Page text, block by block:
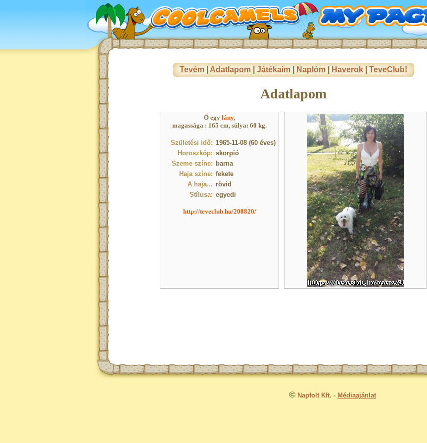
Tevém| Adatlapom| Játékaim| Naplóm| Haverok| TeveClub!
Adatlapom
Ő egy lány,
magassága : 165 cm, súlya: 60 kg.
Születési idő: 1965-11-08 (60 éves)
Horoszkóp: skorpió
Szeme színe: barna
Haja színe: fekete
A haja... rövid
Stílusa: egyedi
http://teveclub.hu/208820/
© Napfolt Kft. - Médiaajánlat